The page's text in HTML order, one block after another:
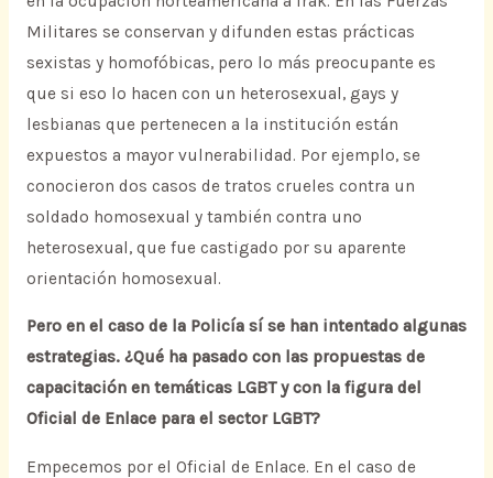
Militares se conservan y difunden estas prácticas
sexistas y homofóbicas, pero lo más preocupante es
que si eso lo hacen con un heterosexual, gays y
lesbianas que pertenecen a la institución están
expuestos a mayor vulnerabilidad. Por ejemplo, se
conocieron dos casos de tratos crueles contra un
soldado homosexual y también contra uno
heterosexual, que fue castigado por su aparente
orientación homosexual.
Pero en el caso de la Policía sí se han intentado algunas
estrategias. ¿Qué ha pasado con las propuestas de
capacitación en temáticas LGBT y con la figura del
Oficial de Enlace para el sector LGBT?
Empecemos por el Oficial de Enlace. En el caso de